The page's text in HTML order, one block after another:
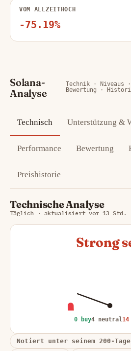
VOM ALLZEITHOCH
-75.19%
Solana-
Analyse
Technik · Niveaus
Bewertung ·
Technisch Unterstützung &
Performance Bewertung
Preishistorie
Technische Analyse
Täglich · aktualisiert vor 13 Std.
Strong
0 buy4 neutral
Notiert unter seinem 200-Tage-